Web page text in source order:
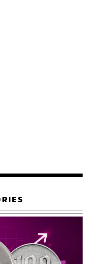
ดันจากภาวะขาลง
ดาบริษัทขนาดกลาง
รษฐกิจของประเทศ
งหน้าได้อย่างเหมาะ
การเดินหน้าใช้